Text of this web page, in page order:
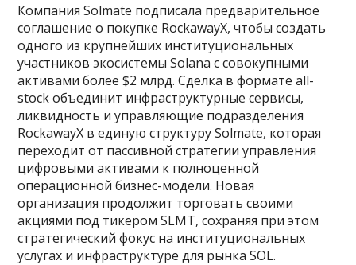
Компания Solmate подписала предварительное
соглашение о покупке RockawayX, чтобы создать
одного из крупнейших институциональных
участников экосистемы Solana с совокупными
активами более $2 млрд. Сделка в формате all-
stock объединит инфраструктурные сервисы,
ликвидность и управляющие подразделения
RockawayX в единую структуру Solmate, которая
переходит от пассивной стратегии управления
цифровыми активами к полноценной
операционной бизнес-модели. Новая
организация продолжит торговать своими
акциями под тикером SLMT, сохраняя при этом
стратегический фокус на институциональных
услугах и инфраструктуре для рынка SOL.